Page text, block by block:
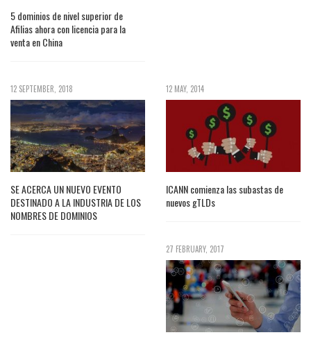
5 dominios de nivel superior de
Afilias ahora con licencia para la
venta en China
12 SEPTEMBER, 2018
SE ACERCA UN NUEVO EVENTO
DESTINADO A LA INDUSTRIA DE LOS
NOMBRES DE DOMINIOS
12 MAY, 2014
ICANN comienza las subastas de
nuevos gTLDs
27 FEBRUARY, 2017